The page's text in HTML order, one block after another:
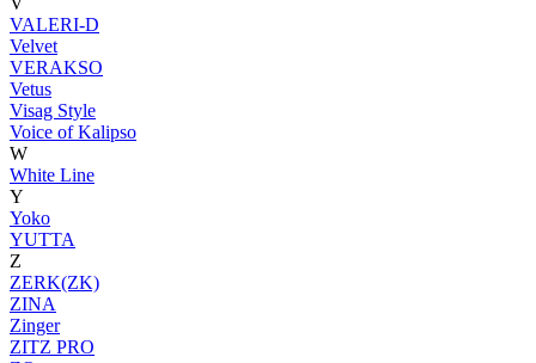
VALERI-D
Velvet
VERAKSO
Vetus
Visag Style
Voice of Kalipso
W
White Line
Y
Yoko
YUTTA
Z
ZERK(ZK)
ZINA
Zinger
ZITZ PRO